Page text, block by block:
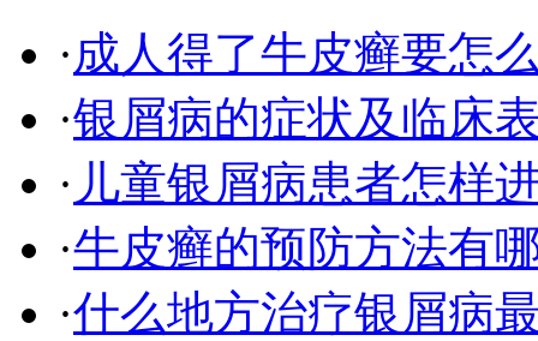
·成人得了牛皮癣要怎
·银屑病的症状及临床
· 儿童银屑病患者怎样
·牛皮癣的预防方法有
·什么地方治疗银屑病